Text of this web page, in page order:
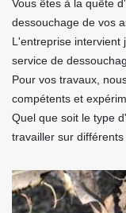
Vous êtes à la quête
dessouchage de vos
L'entreprise intervient
service de
Pour vos travaux,
compétents et
Quel que soit le type
travailler sur différents